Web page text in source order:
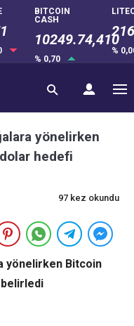
BITCOIN
CASH
10249.74,410
% 0,70
%
yönelirken
hedefi
97 kez okundu
yönelirken Bitcoin
belirledi